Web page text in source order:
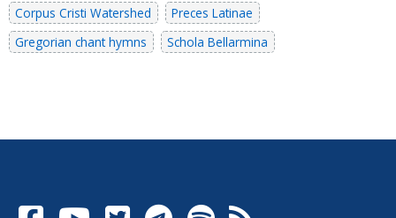
Corpus Cristi Watershed
Preces Latinae
Gregorian chant hymns
Schola Bellarmina